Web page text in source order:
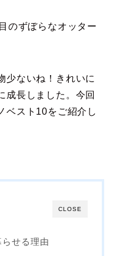
のずぼらなオッター
少ないね！きれいに
成長しました。今回
ベスト10をご紹介し
CLOSE
せる理由